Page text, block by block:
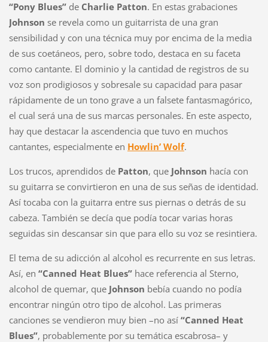
“Pony Blues” de Charlie Patton. En estas grabaciones
Johnson se revela como un guitarrista de una gran
sensibilidad y con una técnica muy por encima de la media
de sus coetáneos, pero, sobre todo, destaca en su faceta
como cantante. El dominio y la cantidad de registros de su
voz son prodigiosos y sobresale su capacidad para pasar
rápidamente de un tono grave a un falsete fantasmagórico,
el cual será una de sus marcas personales. En este aspecto,
hay que destacar la ascendencia que tuvo en muchos
cantantes, especialmente en Howlin’ Wolf.
Los trucos, aprendidos de Patton, que Johnson hacía con
su guitarra se convirtieron en una de sus señas de identidad.
Así tocaba con la guitarra entre sus piernas o detrás de su
cabeza. También se decía que podía tocar varias horas
seguidas sin descansar sin que para ello su voz se resintiera.
El tema de su adicción al alcohol es recurrente en sus letras.
Así, en “Canned Heat Blues”hace referencia al Sterno,
alcohol de quemar, que Johnson bebía cuando no podía
encontrar ningún otro tipo de alcohol. Las primeras
canciones se vendieron muy bien –no así “Canned Heat
Blues”, probablemente por su temática escabrosa– y